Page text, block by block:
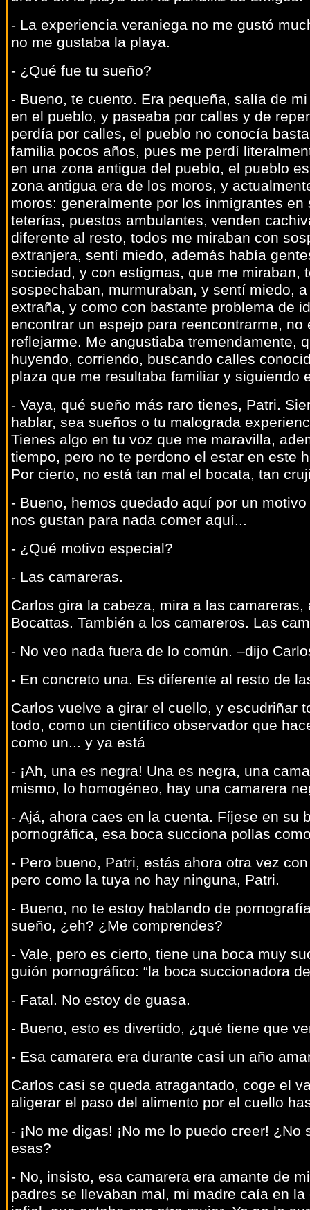
- La experiencia veraniega no me gustó
no me gustaba la playa.
- ¿Qué fue tu sueño?
- Bueno, te cuento. Era pequeña, salía de
en el pueblo, y paseaba por calles y de
perdía por calles, el pueblo no conocía
familia pocos años, pues me perdí
en una zona antigua del pueblo, el pueblo
zona antigua era de los moros, y
moros: generalmente por los inmigrantes
teterías, puestos ambulantes, venden
diferente al resto, todos me miraban con
extranjera, sentí miedo, además había
sociedad, y con estigmas, que me miraban,
sospechaban, murmuraban, y sentí miedo,
extraña, y como con bastante problema de
encontrar un espejo para reencontrarme, no
reflejarme. Me angustiaba tremendamente,
huyendo, corriendo, buscando calles
plaza que me resultaba familiar y siguiendo
- Vaya, qué sueño más raro tienes, Patri.
hablar, sea sueños o tu malograda
Tienes algo en tu voz que me maravilla,
tiempo, pero no te perdono el estar en este
Por cierto, no está tan mal el bocata, tan
- Bueno, hemos quedado aquí por un
nos gustan para nada comer aquí...
- ¿Qué motivo especial?
- Las camareras.
Carlos gira la cabeza, mira a las
Bocattas. También a los camareros. Las
- No veo nada fuera de lo común. –dijo
- En concreto una. Es diferente al resto de
Carlos vuelve a girar el cuello, y escudriñar
todo, como un científico observador que
como un... y ya está
- ¡Ah, una es negra! Una es negra, una
mismo, lo homogéneo, hay una camarera
- Ajá, ahora caes en la cuenta. Fíjese en su
pornográfica, esa boca succiona pollas
- Pero bueno, Patri, estás ahora otra vez
pero como la tuya no hay ninguna, Patri.
- Bueno, no te estoy hablando de
sueño, ¿eh? ¿Me comprendes?
- Vale, pero es cierto, tiene una boca muy
guión pornográfico: “la boca succionadora
- Fatal. No estoy de guasa.
- Bueno, esto es divertido, ¿qué tiene que
- Esa camarera era durante casi un año
Carlos casi se queda atragantado, coge el
aligerar el paso del alimento por el cuello
- ¡No me digas! ¡No me lo puedo creer!
esas?
- No, insisto, esa camarera era amante de
padres se llevaban mal, mi madre caía en